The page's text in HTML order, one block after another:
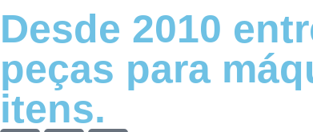
Desde 2010
peças para
itens.